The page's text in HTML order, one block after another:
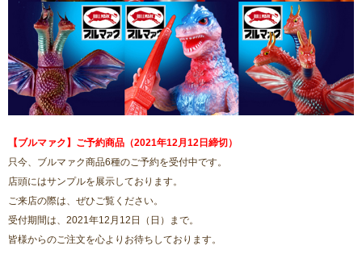
【ブルマァク】ご予約商品（2021年12月12日締切）
只今、ブルマァク商品6種のご予約を受付中です。
店頭にはサンプルを展示しております。
ご来店の際は、ぜひご覧ください。
受付期間は、2021年12月12日（日）まで。
皆様からのご注文を心よりお待ちしております。